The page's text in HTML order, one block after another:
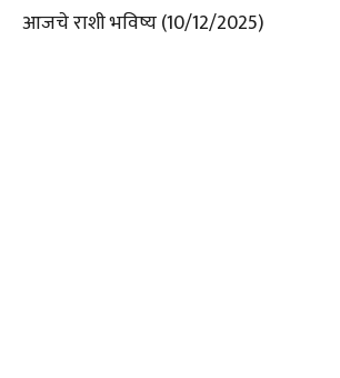
आजचे राशी भविष्य (10/12/2025)